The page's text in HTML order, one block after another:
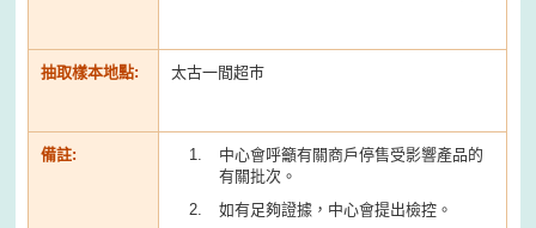
抽取樣本地點: 太古一間超巿
備註:
中心會呼籲有關商戶停售受影響產品的
有關批次。
如有足夠證據，中心會提出檢控。